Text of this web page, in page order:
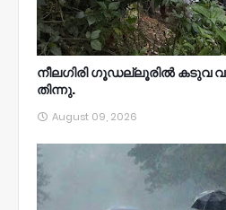
നീലഗിരി ഗൂഡല്ലൂരിൽ കടുവ
തിന്നു.
August 09, 2026